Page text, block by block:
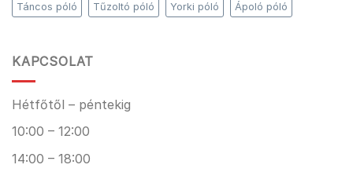
Táncos póló Tűzoltó póló Yorki póló Ápoló póló
KAPCSOLAT
Hétfőtől – péntekig
10:00 – 12:00
14:00 – 18:00